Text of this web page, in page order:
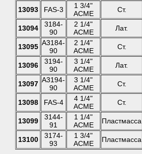
13093 FAS-3
1 3/4"
ACME
Ст.
13094
3184-
90
2 1/4"
ACME
Лат.
13095 A3184-
90
2 1/4"
ACME
Ст.
13096
3194-
90
3 1/4"
ACME
Лат.
13097 A3194-
90
3 1/4"
ACME
Ст.
13098 FAS-4
4 1/4"
ACME
Ст.
13099
3144-
91
1 1/4"
ACME
Пластмасса
13100
3174-
93
1 3/4"
ACME
Пластмасса